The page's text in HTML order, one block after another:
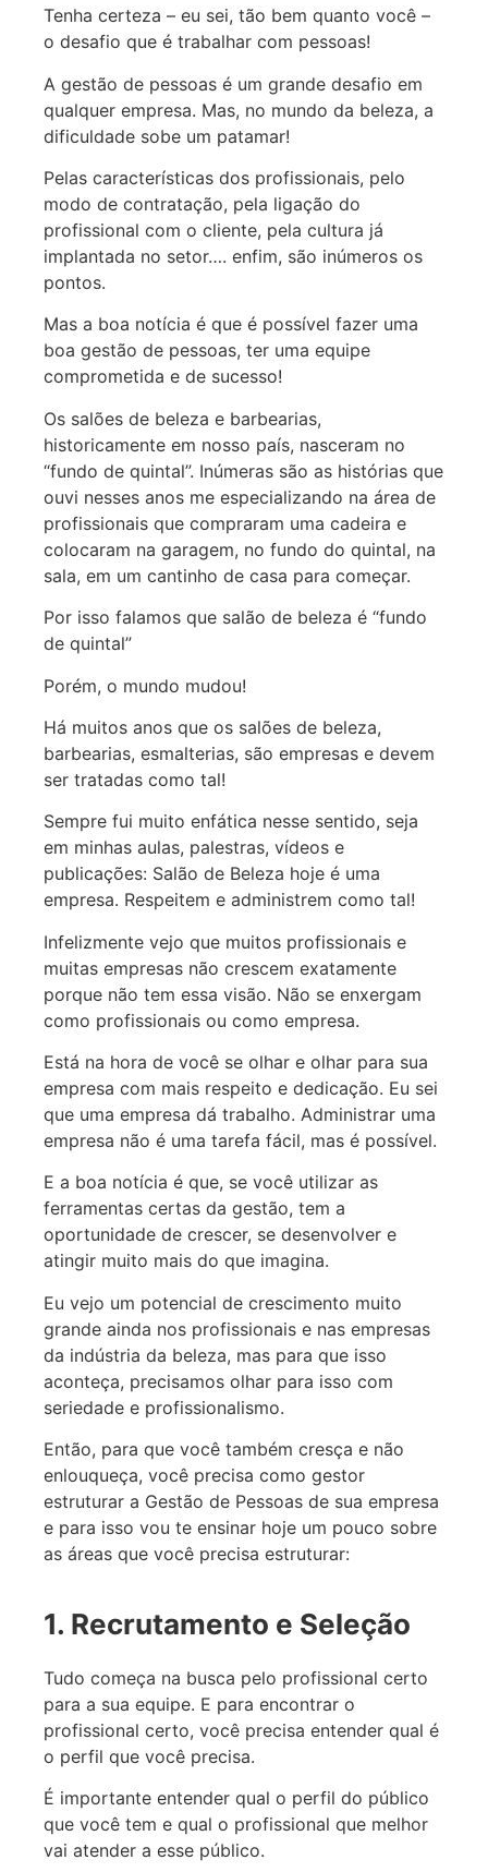
Tenha certeza – eu sei, tão bem quanto você –
o desafio que é trabalhar com pessoas!
A gestão de pessoas é um grande desafio em
qualquer empresa. Mas, no mundo da beleza, a
dificuldade sobe um patamar!
Pelas características dos profissionais, pelo
modo de contratação, pela ligação do
profissional com o cliente, pela cultura já
implantada no setor…. enfim, são inúmeros os
pontos.
Mas a boa notícia é que é possível fazer uma
boa gestão de pessoas, ter uma equipe
comprometida e de sucesso!
Os salões de beleza e barbearias,
historicamente em nosso país, nasceram no
“fundo de quintal”. Inúmeras são as histórias que
ouvi nesses anos me especializando na área de
profissionais que compraram uma cadeira e
colocaram na garagem, no fundo do quintal, na
sala, em um cantinho de casa para começar.
Por isso falamos que salão de beleza é “fundo
de quintal”
Porém, o mundo mudou!
Há muitos anos que os salões de beleza,
barbearias, esmalterias, são empresas e devem
ser tratadas como tal!
Sempre fui muito enfática nesse sentido, seja
em minhas aulas, palestras, vídeos e
publicações: Salão de Beleza hoje é uma
empresa. Respeitem e administrem como tal!
Infelizmente vejo que muitos profissionais e
muitas empresas não crescem exatamente
porque não tem essa visão. Não se enxergam
como profissionais ou como empresa.
Está na hora de você se olhar e olhar para sua
empresa com mais respeito e dedicação. Eu sei
que uma empresa dá trabalho. Administrar uma
empresa não é uma tarefa fácil, mas é possível.
E a boa notícia é que, se você utilizar as
ferramentas certas da gestão, tem a
oportunidade de crescer, se desenvolver e
atingir muito mais do que imagina.
Eu vejo um potencial de crescimento muito
grande ainda nos profissionais e nas empresas
da indústria da beleza, mas para que isso
aconteça, precisamos olhar para isso com
seriedade e profissionalismo.
Então, para que você também cresça e não
enlouqueça, você precisa como gestor
estruturar a Gestão de Pessoas de sua empresa
e para isso vou te ensinar hoje um pouco sobre
as áreas que você precisa estruturar:
1. Recrutamento e Seleção
Tudo começa na busca pelo profissional certo
para a sua equipe. E para encontrar o
profissional certo, você precisa entender qual é
o perfil que você precisa.
É importante entender qual o perfil do público
que você tem e qual o profissional que melhor
vai atender a esse público.